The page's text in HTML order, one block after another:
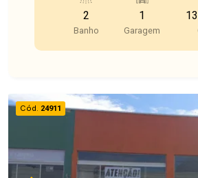
independentes, conforme a
negocio. Uma ótima oportunidade para quem
busca visibilidade e praticidade
2
Banho
1
Garagem
Cód. 24911